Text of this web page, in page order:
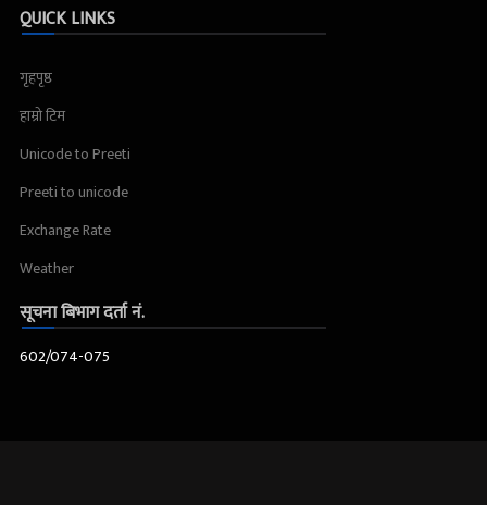
QUICK LINKS
गृहपृष्ठ
हाम्रो टिम
Unicode to Preeti
Preeti to unicode
Exchange Rate
Weather
सूचना बिभाग दर्ता नं.
602/074-075